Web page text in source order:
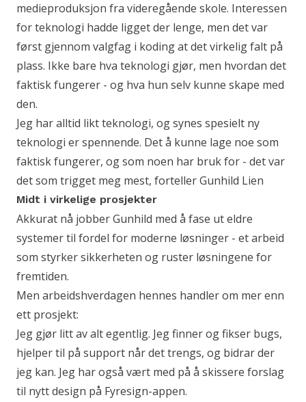
medieproduksjon fra videregående skole. Interessen
for teknologi hadde ligget der lenge, men det var
først gjennom valgfag i koding at det virkelig falt på
plass. Ikke bare hva teknologi gjør, men hvordan det
faktisk fungerer - og hva hun selv kunne skape med
den.
Jeg har alltid likt teknologi, og synes spesielt ny
teknologi er spennende. Det å kunne lage noe som
faktisk fungerer, og som noen har bruk for - det var
det som trigget meg mest, forteller Gunhild Lien
Midt i virkelige prosjekter
Akkurat nå jobber Gunhild med å fase ut eldre
systemer til fordel for moderne løsninger - et arbeid
som styrker sikkerheten og ruster løsningene for
fremtiden.
Men arbeidshverdagen hennes handler om mer enn
ett prosjekt:
Jeg gjør litt av alt egentlig. Jeg finner og fikser bugs,
hjelper til på support når det trengs, og bidrar der
jeg kan. Jeg har også vært med på å skissere forslag
til nytt design på Fyresign-appen.